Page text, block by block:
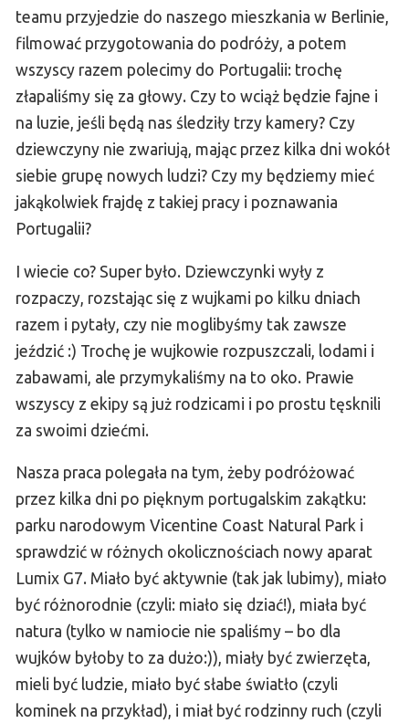
teamu przyjedzie do naszego mieszkania w Berlinie,
filmować przygotowania do podróży, a potem
wszyscy razem polecimy do Portugalii: trochę
złapaliśmy się za głowy. Czy to wciąż będzie fajne i
na luzie, jeśli będą nas śledziły trzy kamery? Czy
dziewczyny nie zwariują, mając przez kilka dni wokół
siebie grupę nowych ludzi? Czy my będziemy mieć
jakąkolwiek frajdę z takiej pracy i poznawania
Portugalii?
I wiecie co? Super było. Dziewczynki wyły z
rozpaczy, rozstając się z wujkami po kilku dniach
razem i pytały, czy nie moglibyśmy tak zawsze
jeździć :) Trochę je wujkowie rozpuszczali, lodami i
zabawami, ale przymykaliśmy na to oko. Prawie
wszyscy z ekipy są już rodzicami i po prostu tęsknili
za swoimi dziećmi.
Nasza praca polegała na tym, żeby podróżować
przez kilka dni po pięknym portugalskim zakątku:
parku narodowym Vicentine Coast Natural Park i
sprawdzić w różnych okolicznościach nowy aparat
Lumix G7. Miało być aktywnie (tak jak lubimy), miało
być różnorodnie (czyli: miało się dziać!), miała być
natura (tylko w namiocie nie spaliśmy – bo dla
wujków byłoby to za dużo:)), miały być zwierzęta,
mieli być ludzie, miało być słabe światło (czyli
kominek na przykład), i miał być rodzinny ruch (czyli